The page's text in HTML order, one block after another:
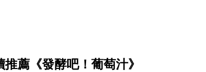
薦《發酵吧！葡萄汁》